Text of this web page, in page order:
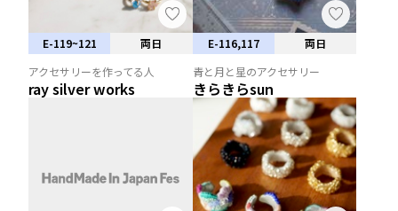
E-119~121
両日
アクセサリーを作ってる人
ray silver works
E-116,117
両日
青と月と星のアクセサリー
きらきらsun